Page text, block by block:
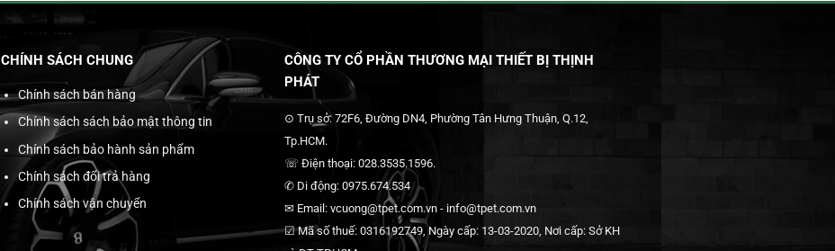
CHÍNH SÁCH CHUNG
Chính sách bán hàng
Chính sách sách bảo mật thông tin
Chính sách bảo hành sản phẩm
Chính sách đổi trả hàng
Chính sách vận chuyển
CÔNG TY CỔ PHẦN THƯƠNG MẠI THIẾT BỊ THỊNH
PHÁT
⊙ Trụ sở: 72F6, Đường DN4, Phường Tân Hưng Thuận, Q.12,
Tp.HCM.
☏ Điện thoại: 028.3535.1596.
✆ Di động: 0975.674.534
✉ Email: vcuong@tpet.com.vn - info@tpet.com.vn
☑ Mã số thuế: 0316192749, Ngày cấp: 13-03-2020, Nơi cấp: Sở KH